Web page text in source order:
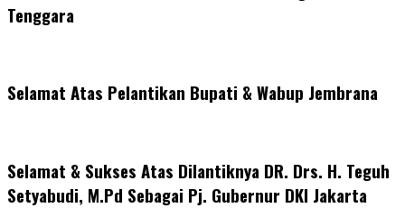
Tenggara
Selamat Atas Pelantikan Bupati & Wabup Jembrana
Selamat & Sukses Atas Dilantiknya DR. Drs. H. Teguh
Setyabudi, M.Pd Sebagai Pj. Gubernur DKI Jakarta